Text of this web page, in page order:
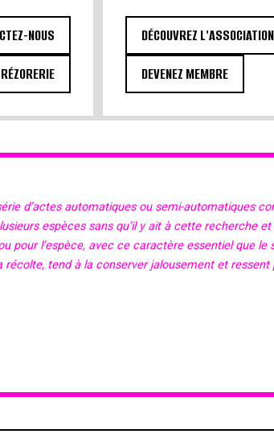
NOUS
DÉCOUVREZ L'ASSOCIATION
DEVENEZ MEMBRE
d’actes automatiques ou semi-automatiques
espèces sans qu’il y ait à cette recherche
pour l’espèce, avec ce caractère essentiel que le
tend à la conserver jalousement et